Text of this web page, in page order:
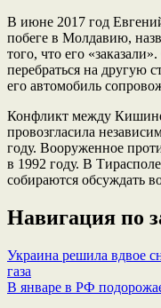
В июне 2017 год
побеге в Молдавию,
того, что его
перебраться на другую
его автомобиль
Конфликт между
провозгласила
году. Вооруженное
в 1992 году. В
собираются обсуждать
Навигация по
Украина решила вдвое
газа
В январе в РФ